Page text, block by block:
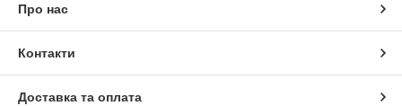
Про нас
Контакти
Доставка та оплата